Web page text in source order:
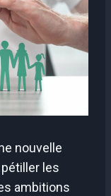
nouvelle
les
ambitions